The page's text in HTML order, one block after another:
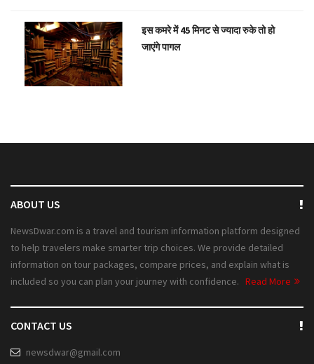
इस कमरे में 45 मिनट से ज्यादा रुके तो हो
जाएंगे पागल
ABOUT US
NewsDwar.com is a travel and tourism information platform designed
to help travelers make smarter trip choices. We provide detailed
information on tour packages, compare prices, and explain what is
included so you can plan your journey with confidence. Read More
CONTACT US
newsdwar@gmail.com